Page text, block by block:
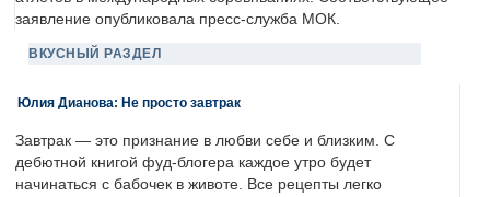
заявление опубликовала пресс-служба МОК.
ВКУСНЫЙ РАЗДЕЛ
Юлия Дианова: Не просто завтрак
Завтрак — это признание в любви себе и близким. С
дебютной книгой фуд-блогера каждое утро будет
начинаться с бабочек в животе. Все рецепты легко